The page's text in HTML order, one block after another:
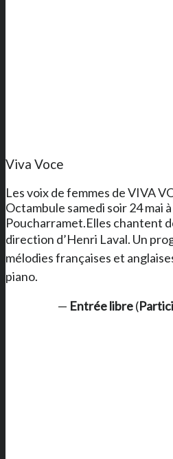
Viva Voce
Les voix de femmes de VIVA
Octambule samedi soir 24 mai
Poucharramet.Elles chantent
direction d’Henri Laval. Un
mélodies françaises et
piano.
— Entrée libre(